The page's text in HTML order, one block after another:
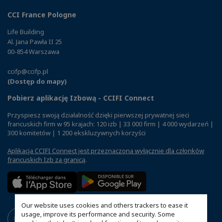
Our website uses cookies and others trackers to ease it
usage, improve its performance and security. Some
CCI France Pologne
Life Building
Al. Jana Pawła II 25
00-854 Warszawa
ccifp@ccifp.pl
(Dostęp do mapy)
Pobierz aplikację Izbową - CCIFI Connect
Przyspiesz swoją działalność dzięki pierwszej prywatnej sieci
francuskich firm w 95 krajach: 120 izb | 33 000 firm | 4 000 wydarzeń |
300 komitetów | 1 200 ekskluzywnych korzyści
Aplikacja CCIFI Connect jest przeznaczona wyłącznie dla członków
francuskich Izb za granicą.